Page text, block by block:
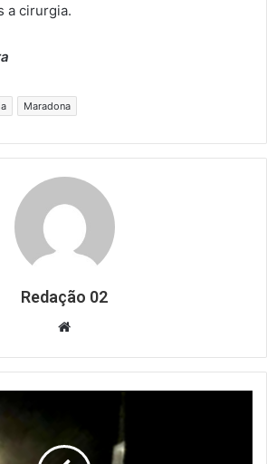
a cirurgia.
Maradona
Redação 02
Website